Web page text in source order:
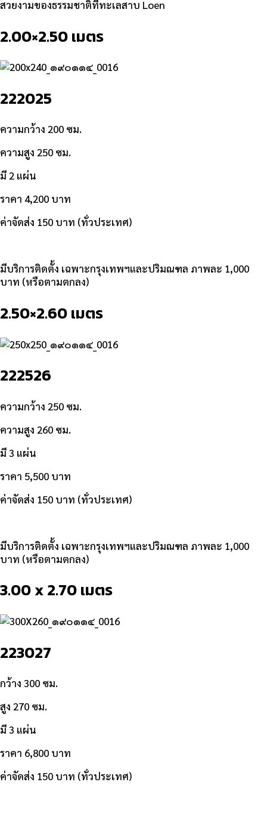
สวยงามของธรรมชาติที่ทะเลสาบ Loen
2.00×2.50 เมตร
222025
ความกว้าง 200 ซม.
ความสูง 250 ซม.
มี 2 แผ่น
ราคา 4,200 บาท
ค่าจัดส่ง 150 บาท (ทั่วประเทศ)
มีบริการติดตั้ง เฉพาะกรุงเทพฯและปริมณฑล ภาพละ 1,000
บาท (หรือตามตกลง)
2.50×2.60 เมตร
222526
ความกว้าง 250 ซม.
ความสูง 260 ซม.
มี 3 แผ่น
ราคา 5,500 บาท
ค่าจัดส่ง 150 บาท (ทั่วประเทศ)
มีบริการติดตั้ง เฉพาะกรุงเทพฯและปริมณฑล ภาพละ 1,000
บาท (หรือตามตกลง)
3.00 x 2.70 เมตร
223027
กว้าง 300 ซม.
สูง 270 ซม.
มี 3 แผ่น
ราคา 6,800 บาท
ค่าจัดส่ง 150 บาท (ทั่วประเทศ)